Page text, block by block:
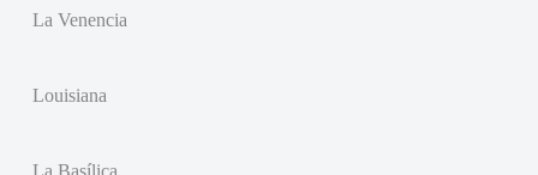
La Venencia
Louisiana
La Basílica